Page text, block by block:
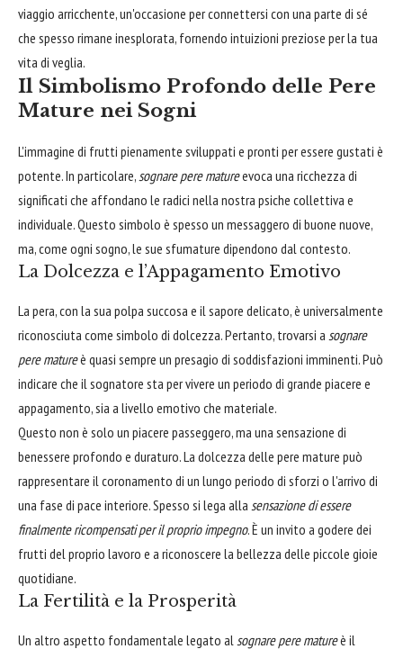
viaggio arricchente, un'occasione per connettersi con una parte di sé
che spesso rimane inesplorata, fornendo intuizioni preziose per la tua
vita di veglia.
Il Simbolismo Profondo delle Pere
Mature nei Sogni
L'immagine di frutti pienamente sviluppati e pronti per essere gustati è
potente. In particolare, sognare pere matureevoca una ricchezza di
significati che affondano le radici nella nostra psiche collettiva e
individuale. Questo simbolo è spesso un messaggero di buone nuove,
ma, come ogni sogno, le sue sfumature dipendono dal contesto.
La Dolcezza e l’Appagamento Emotivo
La pera, con la sua polpa succosa e il sapore delicato, è universalmente
riconosciuta come simbolo di dolcezza. Pertanto, trovarsi a sognare
pere matureè quasi sempre un presagio di soddisfazioni imminenti. Può
indicare che il sognatore sta per vivere un periodo di grande piacere e
appagamento, sia a livello emotivo che materiale.
Questo non è solo un piacere passeggero, ma una sensazione di
benessere profondo e duraturo. La dolcezza delle pere mature può
rappresentare il coronamento di un lungo periodo di sforzi o l'arrivo di
una fase di pace interiore. Spesso si lega alla sensazione di essere
finalmente ricompensati per il proprio impegno. È un invito a godere dei
frutti del proprio lavoro e a riconoscere la bellezza delle piccole gioie
quotidiane.
La Fertilità e la Prosperità
Un altro aspetto fondamentale legato al sognare pere matureè il